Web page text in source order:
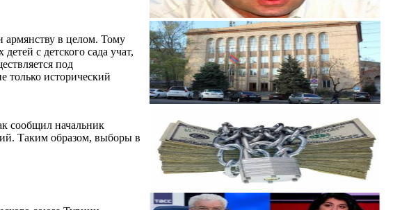
армянству в целом. Тому
с детского сада учат,
под
только исторический
сообщил начальник
Таким образом, выборы в